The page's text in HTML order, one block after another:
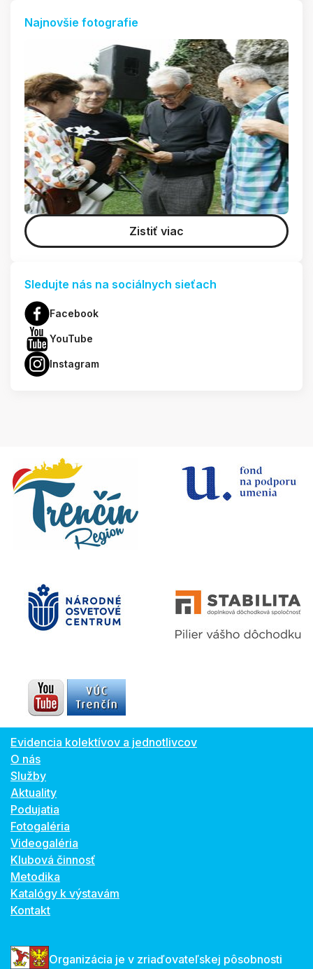
Najnovšie fotografie
Zistiť viac
Sledujte nás na sociálnych sieťach
Facebook
YouTube
Instagram
Evidencia kolektívov a jednotlivcov
O nás
Služby
Aktuality
Podujatia
Fotogaléria
Videogaléria
Klubová činnosť
Metodika
Katalógy k výstavám
Kontakt
Organizácia je v zriaďovateľskej pôsobnosti